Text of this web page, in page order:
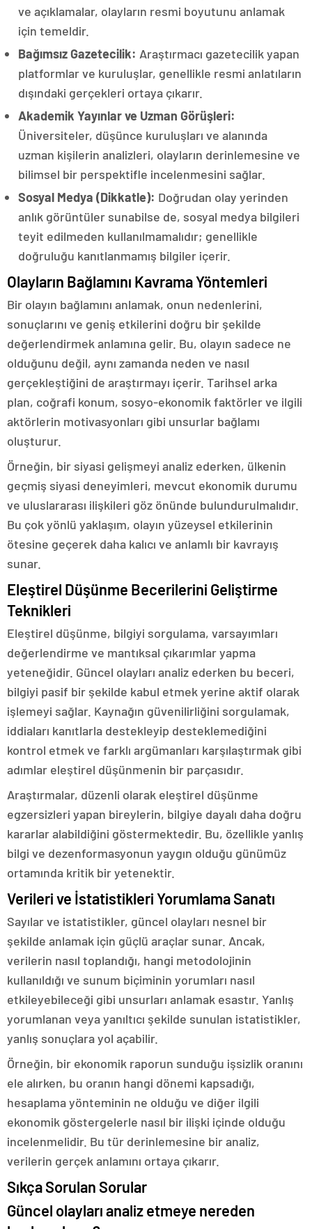
ve açıklamalar, olayların resmi boyutunu anlamak
için temeldir.
Bağımsız Gazetecilik: Araştırmacı gazetecilik yapan
platformlar ve kuruluşlar, genellikle resmi anlatıların
dışındaki gerçekleri ortaya çıkarır.
Akademik Yayınlar ve Uzman Görüşleri:
Üniversiteler, düşünce kuruluşları ve alanında
uzman kişilerin analizleri, olayların derinlemesine ve
bilimsel bir perspektifle incelenmesini sağlar.
Sosyal Medya (Dikkatle): Doğrudan olay yerinden
anlık görüntüler sunabilse de, sosyal medya bilgileri
teyit edilmeden kullanılmamalıdır; genellikle
doğruluğu kanıtlanmamış bilgiler içerir.
Olayların Bağlamını Kavrama Yöntemleri
Bir olayın bağlamını anlamak, onun nedenlerini,
sonuçlarını ve geniş etkilerini doğru bir şekilde
değerlendirmek anlamına gelir. Bu, olayın sadece ne
olduğunu değil, aynı zamanda neden ve nasıl
gerçekleştiğini de araştırmayı içerir. Tarihsel arka
plan, coğrafi konum, sosyo-ekonomik faktörler ve ilgili
aktörlerin motivasyonları gibi unsurlar bağlamı
oluşturur.
Örneğin, bir siyasi gelişmeyi analiz ederken, ülkenin
geçmiş siyasi deneyimleri, mevcut ekonomik durumu
ve uluslararası ilişkileri göz önünde bulundurulmalıdır.
Bu çok yönlü yaklaşım, olayın yüzeysel etkilerinin
ötesine geçerek daha kalıcı ve anlamlı bir kavrayış
sunar.
Eleştirel Düşünme Becerilerini Geliştirme
Teknikleri
Eleştirel düşünme, bilgiyi sorgulama, varsayımları
değerlendirme ve mantıksal çıkarımlar yapma
yeteneğidir. Güncel olayları analiz ederken bu beceri,
bilgiyi pasif bir şekilde kabul etmek yerine aktif olarak
işlemeyi sağlar. Kaynağın güvenilirliğini sorgulamak,
iddiaları kanıtlarla destekleyip desteklemediğini
kontrol etmek ve farklı argümanları karşılaştırmak gibi
adımlar eleştirel düşünmenin bir parçasıdır.
Araştırmalar, düzenli olarak eleştirel düşünme
egzersizleri yapan bireylerin, bilgiye dayalı daha doğru
kararlar alabildiğini göstermektedir. Bu, özellikle yanlış
bilgi ve dezenformasyonun yaygın olduğu günümüz
ortamında kritik bir yetenektir.
Verileri ve İstatistikleri Yorumlama Sanatı
Sayılar ve istatistikler, güncel olayları nesnel bir
şekilde anlamak için güçlü araçlar sunar. Ancak,
verilerin nasıl toplandığı, hangi metodolojinin
kullanıldığı ve sunum biçiminin yorumları nasıl
etkileyebileceği gibi unsurları anlamak esastır. Yanlış
yorumlanan veya yanıltıcı şekilde sunulan istatistikler,
yanlış sonuçlara yol açabilir.
Örneğin, bir ekonomik raporun sunduğu işsizlik oranını
ele alırken, bu oranın hangi dönemi kapsadığı,
hesaplama yönteminin ne olduğu ve diğer ilgili
ekonomik göstergelerle nasıl bir ilişki içinde olduğu
incelenmelidir. Bu tür derinlemesine bir analiz,
verilerin gerçek anlamını ortaya çıkarır.
Sıkça Sorulan Sorular
Güncel olayları analiz etmeye nereden